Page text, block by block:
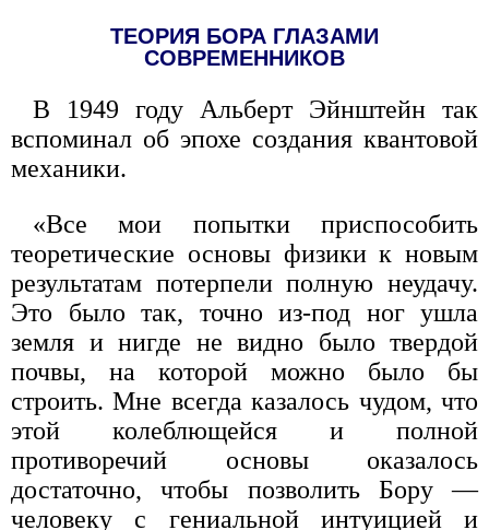
ТЕОРИЯ БОРА ГЛАЗАМИ
СОВРЕМЕННИКОВ
В 1949 году Альберт Эйнштейн так
вспоминал об эпохе создания квантовой
механики.
«Все мои попытки приспособить
теоретические основы физики к новым
результатам потерпели полную неудачу.
Это было так, точно из-под ног ушла
земля и нигде не видно было твердой
почвы, на которой можно было бы
строить. Мне всегда казалось чудом, что
этой колеблющейся и полной
противоречий основы оказалось
достаточно, чтобы позволить Бору —
человеку с гениальной интуицией и